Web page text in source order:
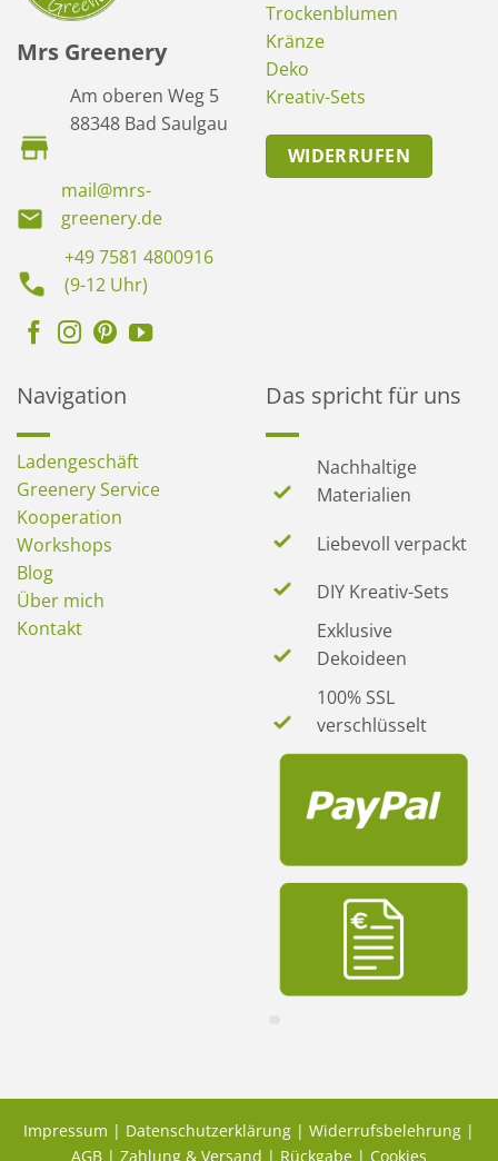
Mrs Greenery
Am oberen Weg 5
88348 Bad Saulgau
mail@mrs-
greenery.de
+49 7581 4800916
(9-12 Uhr)
Trockenblumen
Kränze
Deko
Kreativ-Sets
WIDERRUFEN
Navigation
Ladengeschäft
Greenery Service
Kooperation
Workshops
Blog
Über mich
Kontakt
Das spricht für uns
Nachhaltige
Materialien
Liebevoll verpackt
DIY Kreativ-Sets
Exklusive
Dekoideen
100% SSL
verschlüsselt
Impressum | Datenschutzerklärung | Widerrufsbelehrung |
AGB | Zahlung & Versand | Rückgabe | Cookies